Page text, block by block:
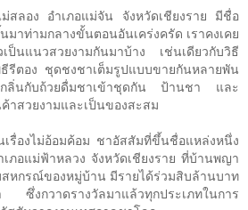
สลอง อำเภอแม่จัน จังหวัดเชียงราย มีชื่อ
าท่ามกลางขั้นตอนอันเคร่งครัด เราคงเคย
เป็นแนวสวยงามกันมาบ้าง เช่นเดียวกับวิธี
รีตอง ชุดชงชาเต็มรูปแบบขายกันหลายพัน
ลิ่นกับถ้วยดื่มชาเข้าชุดกัน ป้านชา และ
าสวยงามและเป็นของสะสม
รื่องไม่อ้อมค้อม ชาอัสสัมที่ขึ้นชื่อแหล่งหนึ่ง
ภอแม่ฟ้าหลวง จังหวัดเชียงราย ที่บ้านพญา
หกรณ์ของหมู่บ้าน มีรายได้ร่วมสิบล้านบาท
งกวาดรางวัลมาแล้วทุกประเภทในการ